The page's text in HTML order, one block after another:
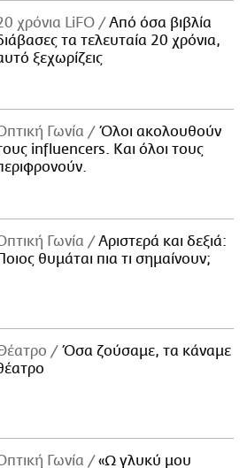
χρόνια LiFO
Από όσα βιβλία
τα τελευταία 20 χρόνια,
ξεχωρίζεις
Γωνία
Όλοι ακολουθούν
influencers. Και όλοι τους
Γωνία
Αριστερά και δεξιά:
θυμάται πια τι σημαίνουν;
Όσα ζούσαμε, τα κάναμε
Γωνία
«Ω γλυκύ μου